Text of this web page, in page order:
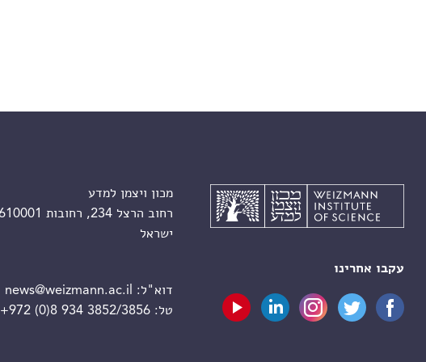
עקבו אחרינו
מכון ויצמן למדע
רחוב הרצל 234, רחובות 7610001
ישראל
דוא"ל:
news@weizmann.ac.il
טל:+972 (0)8 934 3852/3856